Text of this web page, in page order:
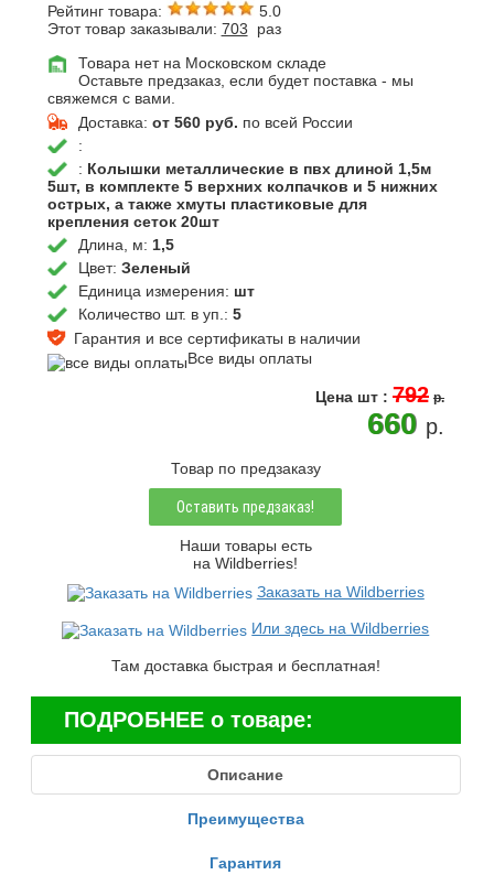
Рейтинг товара:
5.0
Этот товар заказывали: 703 раз
Товара нет на Московском складе
Оставьте предзаказ, если будет поставка - мы
свяжемся с вами.
Доставка: от 560 руб. по всей России
:
: Колышки металлические в пвх длиной 1,5м
5шт, в комплекте 5 верхних колпачков и 5 нижних
острых, а также хмуты пластиковые для
крепления сеток 20шт
Длина, м: 1,5
Цвет: Зеленый
Единица измерения: шт
Количество шт. в уп.: 5
Гарантия и все сертификаты в наличии
Все виды оплаты
Цена шт : 792 p.
660 p.
Товар по предзаказу
Оставить предзаказ!
Наши товары есть
на Wildberries!
Заказать на Wildberries
Или здесь на Wildberries
Там доставка быстрая и бесплатная!
ПОДРОБНЕЕ о товаре:
Описание
Преимущества
Гарантия